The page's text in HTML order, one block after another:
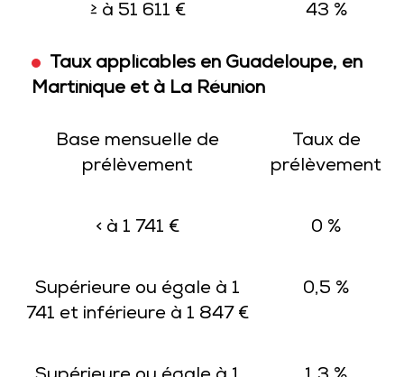
≥ à 51 611 € 43 %
Taux applicables en Guadeloupe, en
Martinique et à La Réunion
Base mensuelle de
prélèvement
Taux de
prélèvement
< à 1 741 € 0 %
Supérieure ou égale à 1
741 et inférieure à 1 847 €
0,5 %